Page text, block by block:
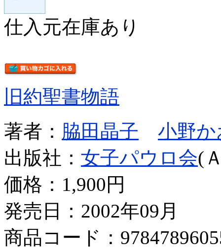
仕入元在庫あり
旧約聖書物語
著者： 脇田晶子
小野
出版社： 女子パウロ会(
価格： 1,900円
発売日：2002年09月
商品コード：